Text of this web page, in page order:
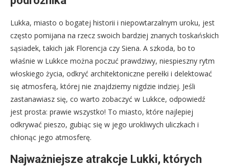
Lukka, miasto o bogatej historii i niepowtarzalnym uroku, jest
często pomijana na rzecz swoich bardziej znanych toskańskich
sąsiadek, takich jak Florencja czy Siena. A szkoda, bo to
właśnie w Lukkce można poczuć prawdziwy, niespieszny rytm
włoskiego życia, odkryć architektoniczne perełki i delektować
się atmosferą, której nie znajdziemy nigdzie indziej. Jeśli
zastanawiasz się, co warto zobaczyć w Lukkce, odpowiedź
jest prosta: prawie wszystko! To miasto, które najlepiej
odkrywać pieszo, gubiąc się w jego urokliwych uliczkach i
chłonąc jego atmosferę.
Najważniejsze atrakcje Lukki, których